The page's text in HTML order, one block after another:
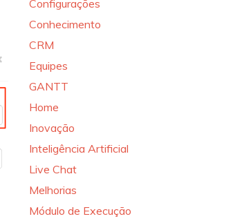
Configurações
Conhecimento
CRM
Equipes
GANTT
Home
Inovação
Inteligência Artificial
Live Chat
Melhorias
Módulo de Execução